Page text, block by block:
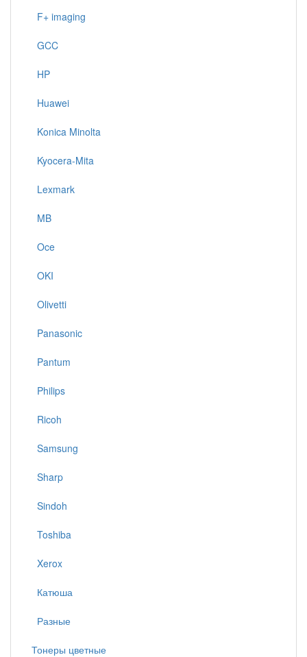
F+ imaging
GCC
HP
Huawei
Konica Minolta
Kyocera-Mita
Lexmark
MB
Oce
OKI
Olivetti
Panasonic
Pantum
Philips
Ricoh
Samsung
Sharp
Sindoh
Toshiba
Xerox
Катюша
Разные
Тонеры цветные